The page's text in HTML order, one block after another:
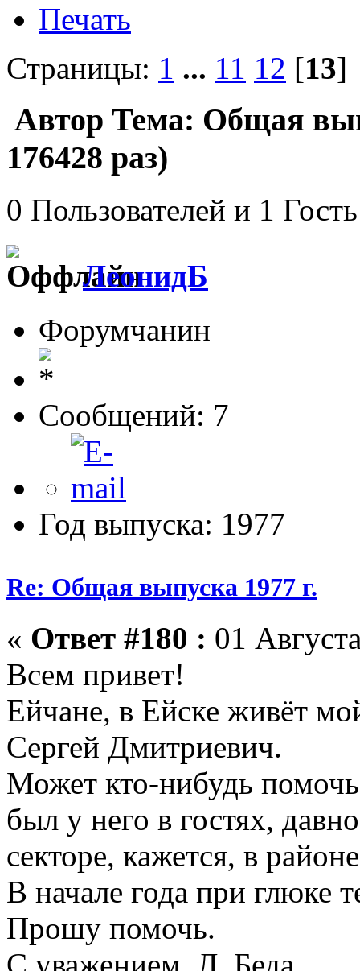
Печать
Страницы: 1 ... 11 12 [13
Автор Тема: Общая
176428 раз)
0 Пользователей и 1
ЛеонидБ
Форумчанин
Сообщений: 7
Год выпуска: 1977
Re: Общая выпуска 1977 г.
« Ответ #180 : 01
Всем привет!
Ейчане, в Ейске живёт
Сергей Дмитриевич.
Может кто-нибудь помочь
был у него в гостях,
секторе, кажется, в
В начале года при глюке
Прошу помочь.